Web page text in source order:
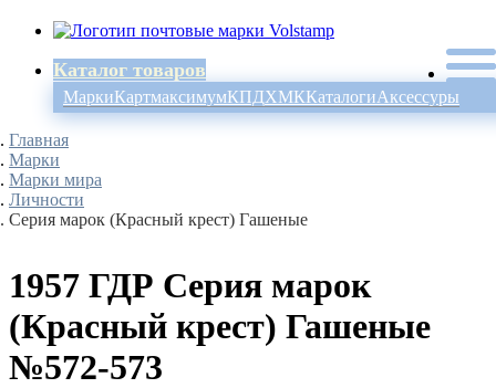
Каталог товаров
МаркиКартмаксимумКПДХМККаталогиАксессуры
Главная
Марки
Марки мира
Личности
Серия марок (Красный крест) Гашеные
1957 ГДР Серия марок
(Красный крест) Гашеные
№572-573